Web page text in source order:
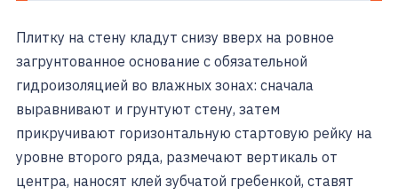
Плитку на стену кладут снизу вверх на ровное
загрунтованное основание с обязательной
гидроизоляцией во влажных зонах: сначала
выравнивают и грунтуют стену, затем
прикручивают горизонтальную стартовую рейку на
уровне второго ряда, размечают вертикаль от
центра, наносят клей зубчатой гребенкой, ставят